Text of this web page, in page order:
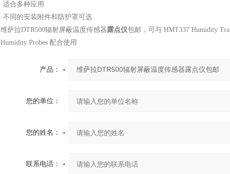
·适合多种应用
·不同的安装附件和防护罩可选
维萨拉DTR500辐射屏蔽温度传感器露点仪包邮， 可与 HMT337 Humidity
Humidity Probes 配合使用
产品：
您的单位：
您的姓名：
联系电话：